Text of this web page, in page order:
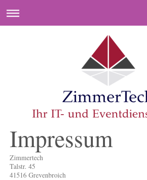
Impressum
Zimmertech
Talstr. 45
41516 Grevenbroich